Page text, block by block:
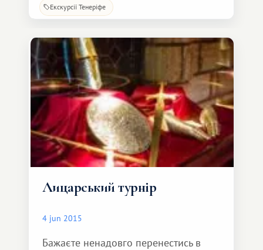
старовинними вуличками, відвідаєте
знамениті балкони з сосни
Канарської, познайомитеся з
пам'ятником емігранту. Також
Екскурсії Тенеріфе
Лицарський турнір
4 jun 2015
Бажаєте ненадовго перенестись в